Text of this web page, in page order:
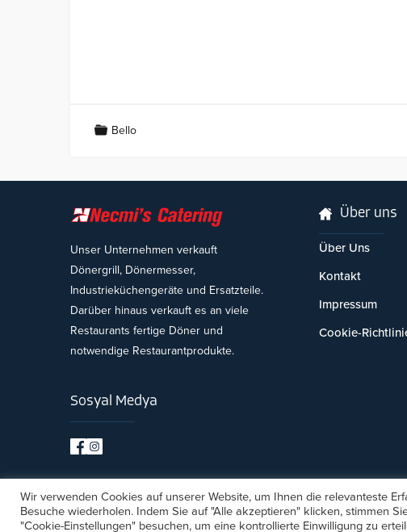
Bello
Unser Unternehmen verkauft
Dönergrill, Dönermesser,
Industrieküchengeräte und Ersatzteile.
Darüber hinaus verkauft es an viele
Restaurants fertige Döner und
notwendige Restaurantprodukte.
Sosyal Medya
Über uns
Über Uns
Kontakt
Impressum
Cookie-
Copyright © 2026Necmi's
Wir verwenden Cookies auf unserer Website, um Ihnen die relevanteste
Besuche wiederholen. Indem Sie auf "Alle akzeptieren" klicken, stimmen
"Cookie-Einstellungen" besuchen, um eine kontrollierte Einwilligung zu